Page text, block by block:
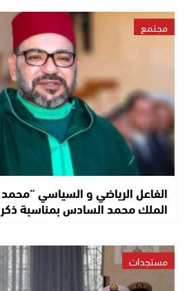
مجتمع
الفاعل الرياضي و السياسي
الملك محمد السادس بمناسبة
مستجدات